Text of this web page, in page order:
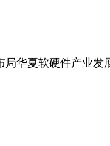
华夏软硬件产业发